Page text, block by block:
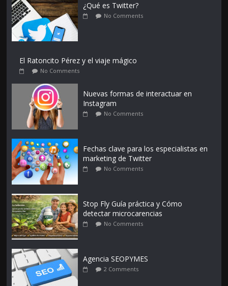
¿Qué es Twitter?
No Comments
El Ratoncito Pérez y el viaje mágico
No Comments
Nuevas formas de interactuar en
Instagram
No Comments
Fechas clave para los especialistas en
marketing de Twitter
No Comments
Stop Fly Guía práctica y Cómo
detectar microcarencias
No Comments
Agencia SEOPYMES
2 Comments